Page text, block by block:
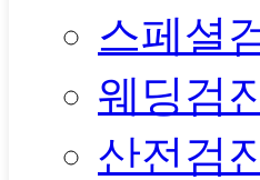
스페셜
웨딩검
산전검